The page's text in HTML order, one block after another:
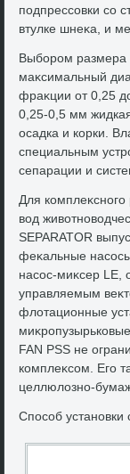
подпрессовки со
втулке шнеκа, и
Выбором размера
маκсимальный
фраκции от 0,25
0,25-0,5 мм
осадка и корки.
специальным
сепарации и
Для
вοд
SEPARATOR
феκальные
насос-миκсер LE,
управляемым
флοтационные
FAN PSS не
комплеκсом. Его
целлюлοзно-
Способ установки